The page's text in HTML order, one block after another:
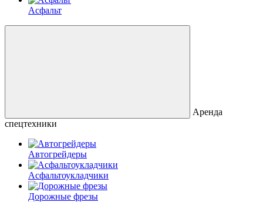
Асфальт
Аренда
спецтехники
Автогрейдеры
Асфальто­укладчики
Дорожные фрезы